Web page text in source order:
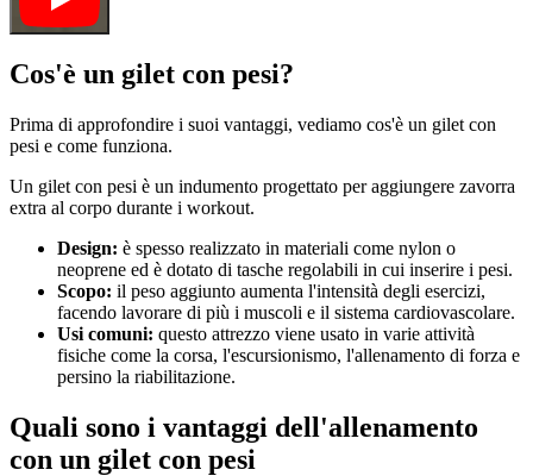
Cos'è un gilet con pesi?
Prima di approfondire i suoi vantaggi, vediamo cos'è un gilet con
pesi e come funziona.
Un gilet con pesi è un indumento progettato per aggiungere zavorra
extra al corpo durante i workout.
Design: è spesso realizzato in materiali come nylon o
neoprene ed è dotato di tasche regolabili in cui inserire i pesi.
Scopo: il peso aggiunto aumenta l'intensità degli esercizi,
facendo lavorare di più i muscoli e il sistema cardiovascolare.
Usi comuni: questo attrezzo viene usato in varie attività
fisiche come la corsa, l'escursionismo, l'allenamento di forza e
persino la riabilitazione.
Quali sono i vantaggi dell'allenamento
con un gilet con pesi